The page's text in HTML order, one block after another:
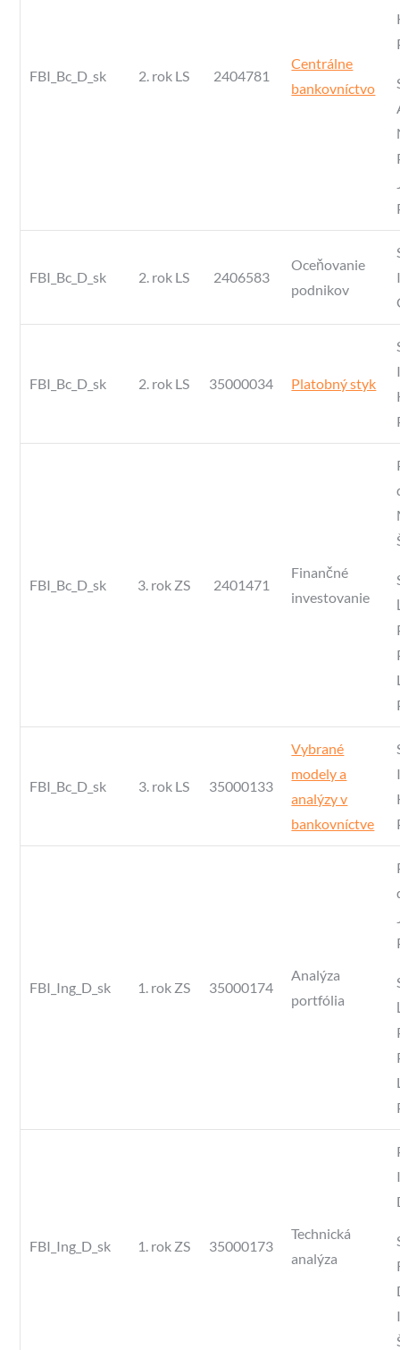
FBI_Bc_D_sk 2. rok LS 2404781
Centrálne
bankovníctvo
FBI_Bc_D_sk 2. rok LS 2406583
Oceňovanie
podnikov
FBI_Bc_D_sk 2. rok LS 35000034 Platobný styk
FBI_Bc_D_sk 3. rok ZS 2401471
Finančné
investovanie
FBI_Bc_D_sk 3. rok LS 35000133
Vybrané
modely a
analýzy v
bankovníctve
FBI_Ing_D_sk 1. rok ZS 35000174
Analýza
portfólia
FBI_Ing_D_sk 1. rok ZS 35000173
Technická
analýza